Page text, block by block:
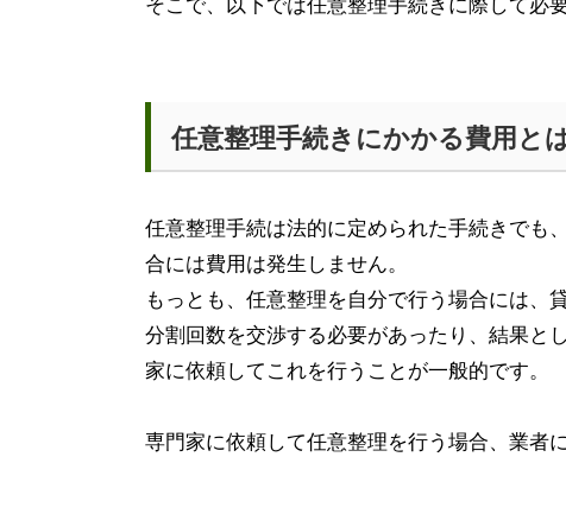
そこで、以下では任意整理手続きに際して必
任意整理手続きにかかる費用と
任意整理手続は法的に定められた手続きでも
合には費用は発生しません。
もっとも、任意整理を自分で行う場合には、
分割回数を交渉する必要があったり、結果と
家に依頼してこれを行うことが一般的です。
専門家に依頼して任意整理を行う場合、業者